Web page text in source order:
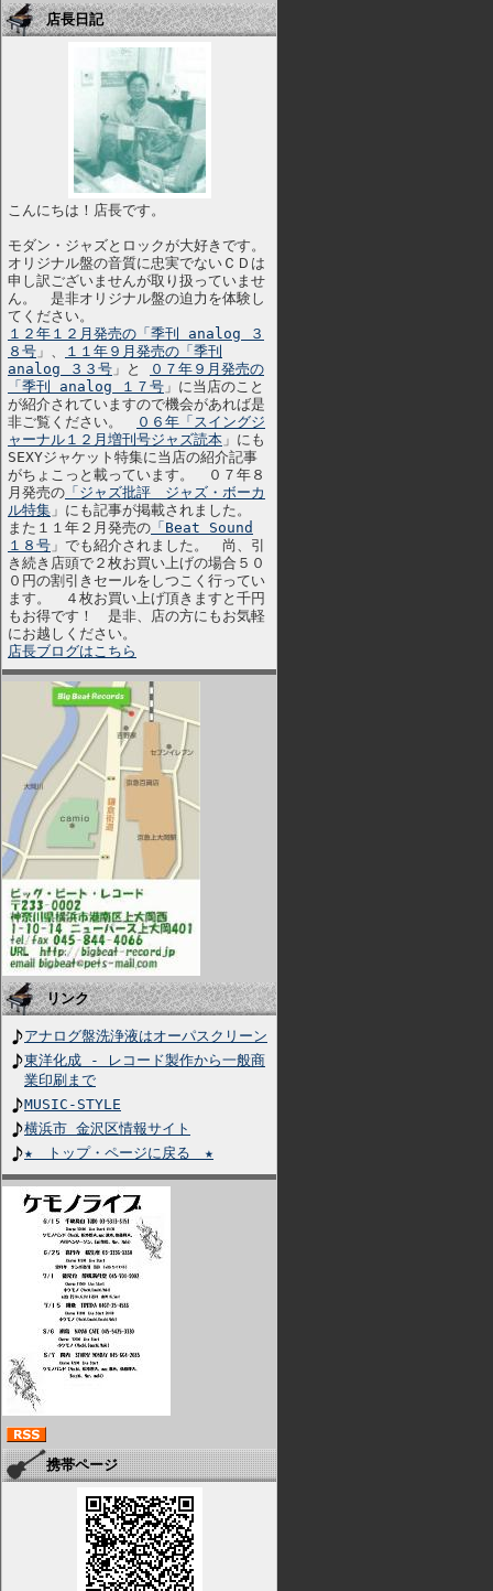
店長日記
こんにちは！店長です。
モダン・ジャズとロックが大好きです。
オリジナル盤の音質に忠実でないＣＤは
申し訳ございませんが取り扱っていませ
ん。 是非オリジナル盤の迫力を体験し
てください。
１２年１２月発売の「季刊 analog ３
８号 」、
１１年９月発売の「季刊
analog ３３号 」と
０７年９月発売の
「季刊 analog １７号 」に当店のこと
が紹介されていますので機会があれば是
非ご覧ください。
０６年「スイングジ
ャーナル１２月増刊号ジャズ読本 」にも
SEXYジャケット特集に当店の紹介記事
がちょこっと載っています。 ０７年８
月発売の 「ジャズ批評 ジャズ・ボーカ
ル特集 」にも記事が掲載されました。
また１１年２月発売の 「Beat Sound
１８号 」でも紹介されました。 尚、引
き続き店頭で２枚お買い上げの場合５０
０円の割引きセールをしつこく行ってい
ます。 ４枚お買い上げ頂きますと千円
もお得です！ 是非、店の方にもお気軽
にお越しください。
店長ブログはこちら
リンク
アナログ盤洗浄液はオーパスクリーン
東洋化成 - レコード製作から一般商
業印刷まで
MUSIC-STYLE
横浜市 金沢区情報サイト
★ トップ・ページに戻る ★
携帯ページ